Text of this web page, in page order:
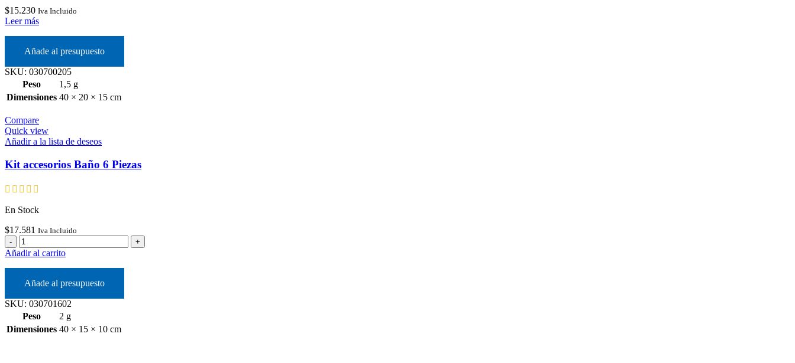
$15.230 Iva Incluido
Leer más
Añade al presupuesto
SKU: 030700205
Peso
1,5 g
Dimensiones 40 × 20 × 15 cm
Compare
Quick view
Añadir a la lista de deseos
Kit accesorios Baño 6 Piezas
En Stock
$17.581 Iva Incluido
Añadir al carrito
Añade al presupuesto
SKU: 030701602
Peso
2 g
Dimensiones 40 × 15 × 10 cm